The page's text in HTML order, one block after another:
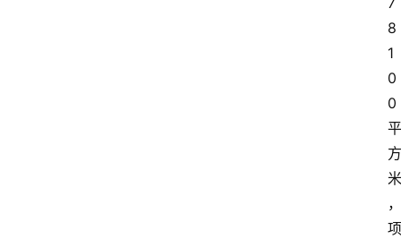
8
1
0
0
平
方
米
，
项